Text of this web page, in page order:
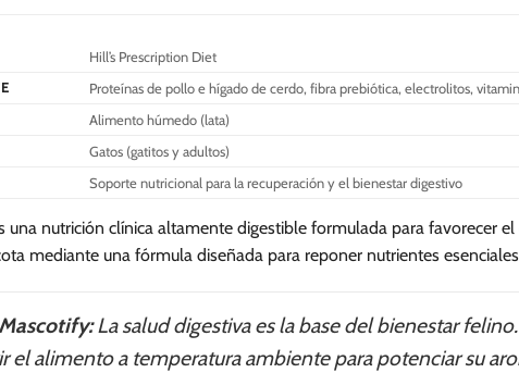
Hill’s Prescription Diet
Proteínas de pollo e hígado de cerdo, fibra prebiótica, electrolitos,
Alimento húmedo (lata)
Gatos (gatitos y adultos)
Soporte nutricional para la recuperación y el bienestar digestivo
una nutrición clínica altamente digestible formulada para favorecer
mediante una fórmula diseñada para reponer nutrientes
La salud digestiva es la base del bienestar
el alimento a temperatura ambiente para potenciar su